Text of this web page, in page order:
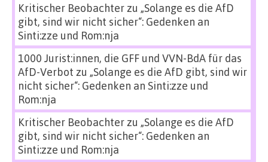
Kritischer Beobachterzu „Solange es die AfD
gibt, sind wir nicht sicher“: Gedenken an
Sinti:zze und Rom:nja
1000 Jurist:innen, die GFF und VVN-BdA für das
AfD-Verbot zu „Solange es die AfD gibt, sind wir
nicht sicher“: Gedenken an Sinti:zze und
Rom:nja
Kritischer Beobachterzu „Solange es die AfD
gibt, sind wir nicht sicher“: Gedenken an
Sinti:zze und Rom:nja